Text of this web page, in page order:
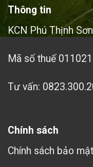
Thông tin
KCN Phú Thịnh
Mã số thuế
Tư vấn:
Chính sách
Chính sách bảo